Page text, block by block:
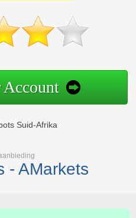
Account
Suid-Afrika
- AMarkets